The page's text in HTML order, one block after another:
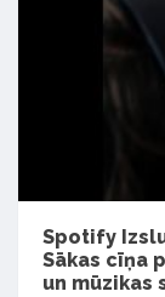
Spotify
Sākas cīņa
un mūzikas